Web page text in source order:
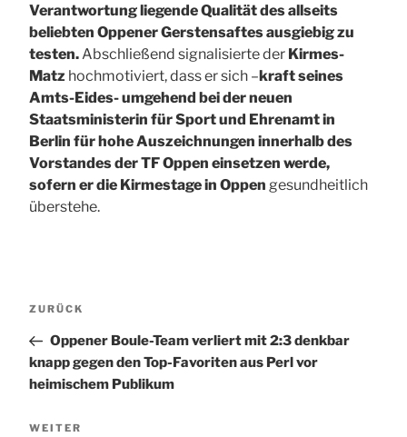
Verantwortung liegende Qualität des allseits
beliebten Oppener Gerstensaftes ausgiebig zu
testen.Abschließend signalisierte der Kirmes-
Matz hochmotiviert, dass er sich –kraft seines
Amts-Eides- umgehend bei der neuen
Staatsministerin für Sport und Ehrenamt in
Berlin für hohe Auszeichnungen innerhalb des
Vorstandes der TF Oppen einsetzen werde,
sofern er die Kirmestage in Oppen gesundheitlich
überstehe.
Vorheriger
ZURÜCK
Oppener Boule-Team verliert mit 2:3 denkbar
knapp gegen den Top-Favoriten aus Perl vor
heimischem Publikum
Nächster
WEITER